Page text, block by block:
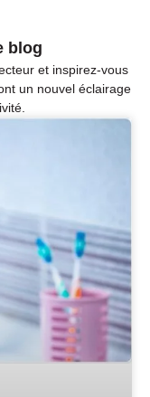
blog
et inspirez-vous
un nouvel éclairage